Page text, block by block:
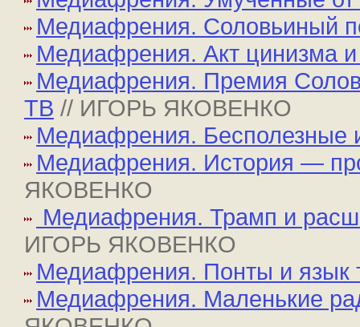
Медиафрения. Соловьиный
Медиафрения. Акт цинизма и
Медиафрения. Премия
ТВ // ИГОРЬ ЯКОВЕНКО
Медиафрения. Бесполезные
Медиафрения. История —
ЯКОВЕНКО
Медиафрения. Трамп и
ИГОРЬ ЯКОВЕНКО
Медиафрения. Понты и язык
Медиафрения. Маленькие